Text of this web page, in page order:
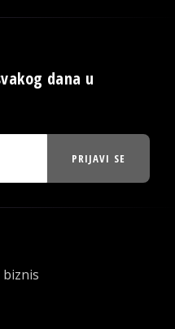
dana u
PRIJAVI SE